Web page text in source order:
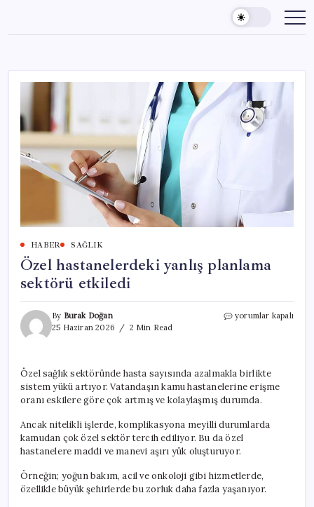
content
HABER SAĞLIK
Özel hastanelerdeki yanlış planlama
sektörü etkiledi
By Burak Doğan
25 Haziran 2026
2 Min Read
Özel
etkiledi
için
yorumlar kapalı
Özel sağlık sektöründe hasta sayısında azalmakla birlikte
sistem yükü artıyor. Vatandaşın kamu hastanelerine erişme
oranı eskilere göre çok artmış ve kolaylaşmış durumda.
Ancak nitelikli işlerde, komplikasyona meyilli durumlarda
kamudan çok özel sektör tercih ediliyor. Bu da özel
hastanelere maddi ve manevi aşırı yük oluşturuyor.
Örneğin; yoğun bakım, acil ve onkoloji gibi hizmetlerde,
özellikle büyük şehirlerde bu zorluk daha fazla yaşanıyor.